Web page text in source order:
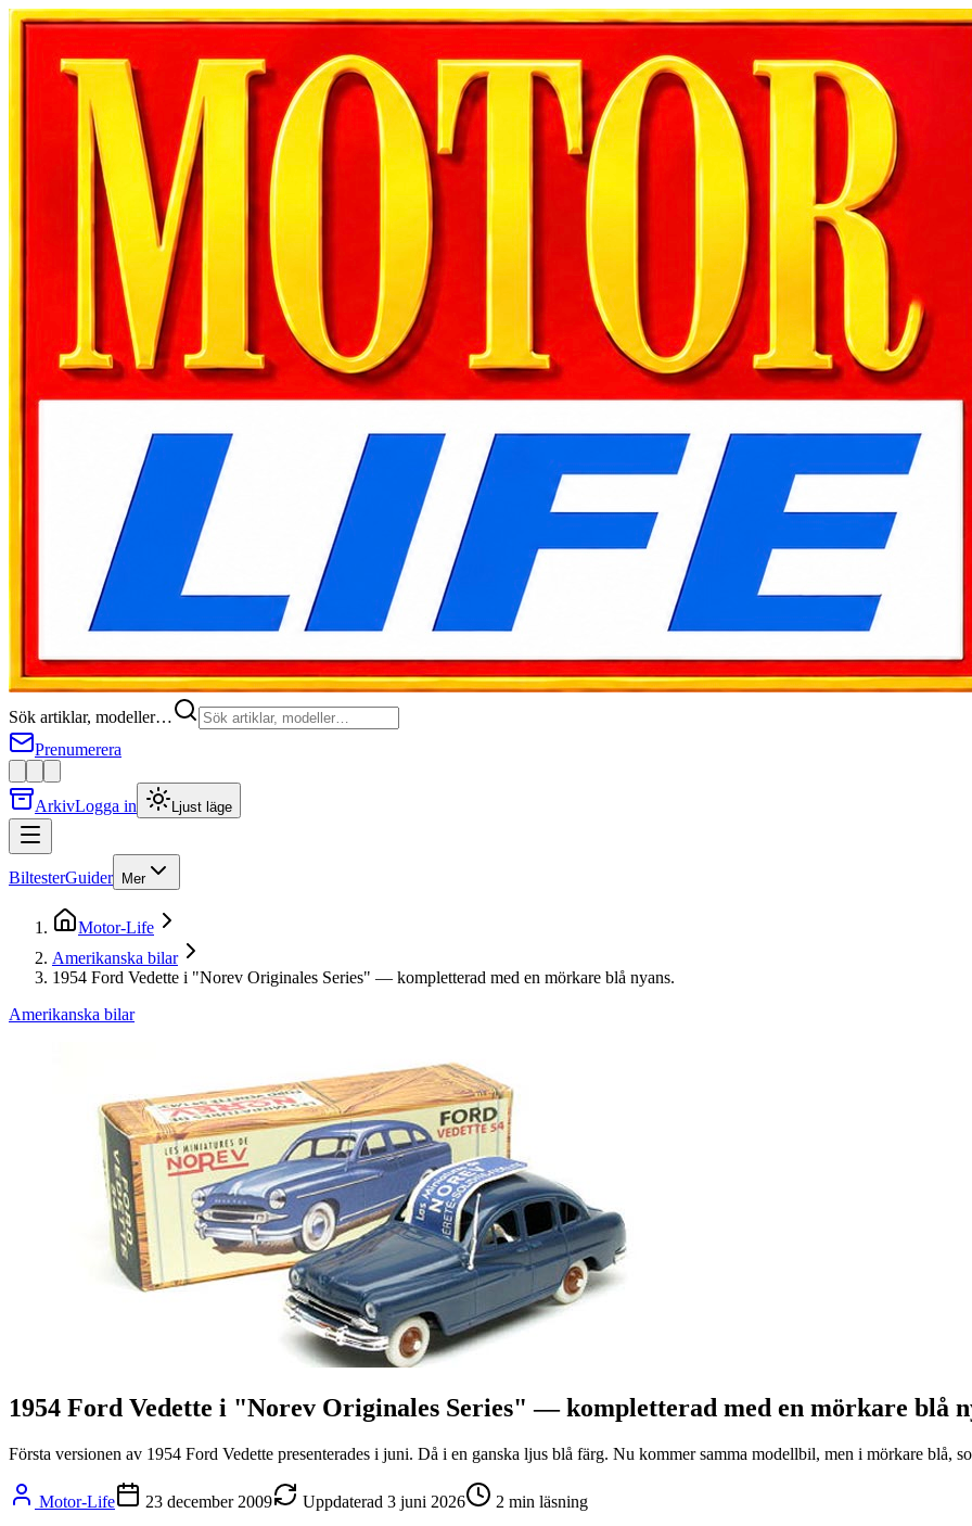
Sök artiklar, modeller…
Prenumerera
ArkivLogga in Ljust läge
BiltesterGuider Mer
Motor-Life
Amerikanska bilar
1954 Ford Vedette i "Norev Originales Series" — kompletterad med en mörkare blå nyans.
Amerikanska bilar
1954 Ford Vedette i "Norev Originales Series" — kompletterad med en mörkare blå
Första versionen av 1954 Ford Vedette presenterades i juni. Då i en ganska ljus blå färg. Nu kommer samma modellbil, men i mörkare blå,
Motor-Life 23 december 2009 Uppdaterad 3 juni 2026 2 min läsning